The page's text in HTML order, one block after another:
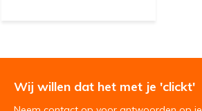
Wij willen dat het met je 'clickt'